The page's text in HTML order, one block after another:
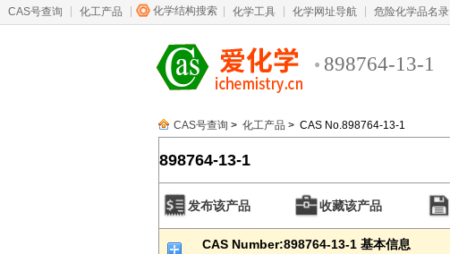
CAS号查询 化工产品 化学结构搜索 化学工具 化学网址导航 危险化学品名录
898764-13-1
CAS号查询 > 化工产品 > CAS No.898764-13-1
898764-13-1
发布该产品 收藏该产品
CAS Number:898764-13-1 基本信息